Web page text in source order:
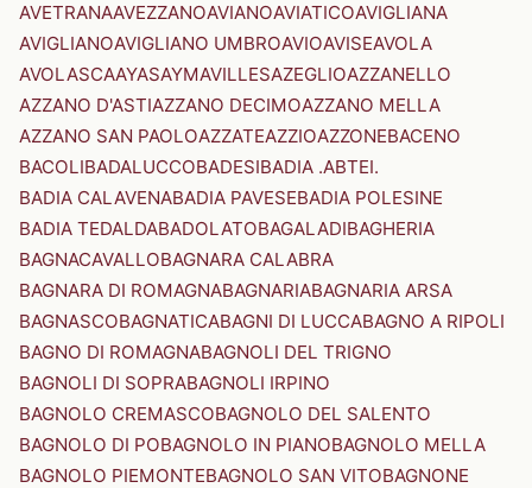
AVETRANAAVEZZANOAVIANOAVIATICOAVIGLIANA
AVIGLIANOAVIGLIANO UMBROAVIOAVISEAVOLA
AVOLASCAAYASAYMAVILLESAZEGLIOAZZANELLO
AZZANO D'ASTIAZZANO DECIMOAZZANO MELLA
AZZANO SAN PAOLOAZZATEAZZIOAZZONEBACENO
BACOLIBADALUCCOBADESIBADIA .ABTEI.
BADIA CALAVENABADIA PAVESEBADIA POLESINE
BADIA TEDALDABADOLATOBAGALADIBAGHERIA
BAGNACAVALLOBAGNARA CALABRA
BAGNARA DI ROMAGNABAGNARIABAGNARIA ARSA
BAGNASCOBAGNATICABAGNI DI LUCCABAGNO A RIPOLI
BAGNO DI ROMAGNABAGNOLI DEL TRIGNO
BAGNOLI DI SOPRABAGNOLI IRPINO
BAGNOLO CREMASCOBAGNOLO DEL SALENTO
BAGNOLO DI POBAGNOLO IN PIANOBAGNOLO MELLA
BAGNOLO PIEMONTEBAGNOLO SAN VITOBAGNONE